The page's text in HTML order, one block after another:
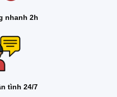
nhanh 2h
tình 24/7